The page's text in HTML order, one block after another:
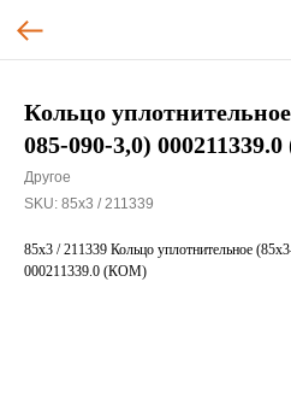
Кольцо
085-090-3,0)
Другое
SKU: 85х3 / 211339
85х3 / 211339 Кольцо уплотнительное
000211339.0 (КОМ)